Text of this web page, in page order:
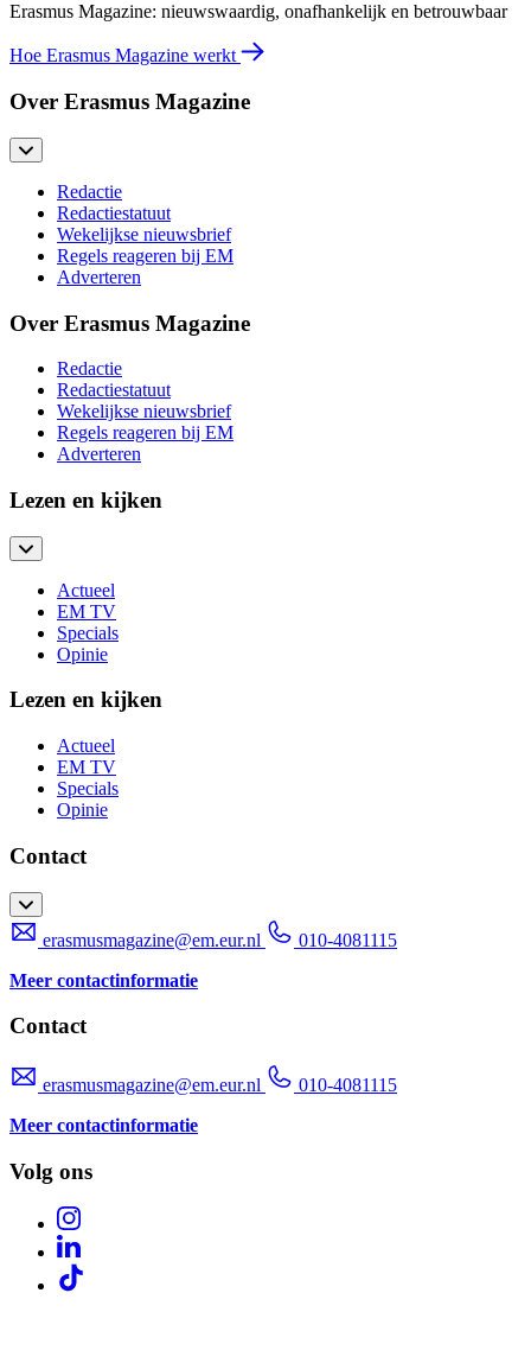
Erasmus Magazine: nieuwswaardig, onafhankelijk en betrouwbaar
Hoe Erasmus Magazine werkt
Over Erasmus Magazine
Redactie
Redactiestatuut
Wekelijkse nieuwsbrief
Regels reageren bij EM
Adverteren
Over Erasmus Magazine
Redactie
Redactiestatuut
Wekelijkse nieuwsbrief
Regels reageren bij EM
Adverteren
Lezen en kijken
Actueel
EM TV
Specials
Opinie
Lezen en kijken
Actueel
EM TV
Specials
Opinie
Contact
erasmusmagazine@em.eur.nl
010-4081115
Meer contactinformatie
Contact
erasmusmagazine@em.eur.nl
010-4081115
Meer contactinformatie
Volg ons